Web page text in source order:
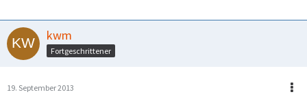
kwm
Fortgeschrittener
19. September 2013